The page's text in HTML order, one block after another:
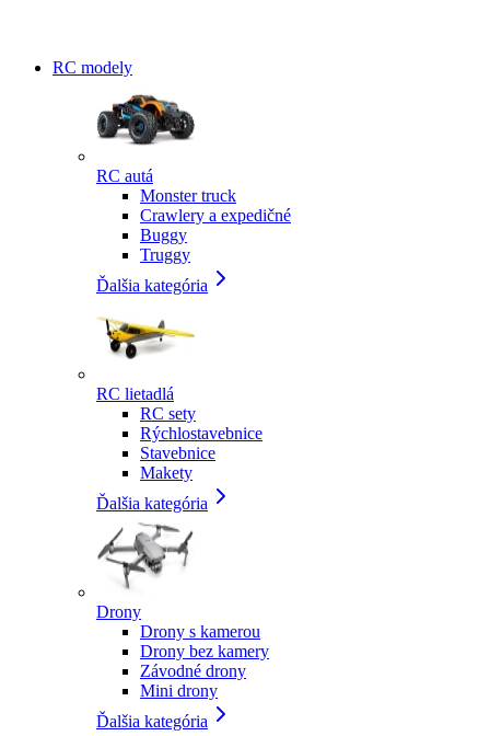
RC modely
RC autá
Monster truck
Crawlery a expedičné
Buggy
Truggy
Ďalšia kategória
RC lietadlá
RC sety
Rýchlostavebnice
Stavebnice
Makety
Ďalšia kategória
Drony
Drony s kamerou
Drony bez kamery
Závodné drony
Mini drony
Ďalšia kategória